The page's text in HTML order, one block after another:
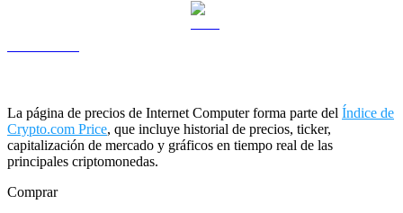
La página de precios de Internet Computer forma parte del Índice de
Crypto.com Price, que incluye historial de precios, ticker,
capitalización de mercado y gráficos en tiempo real de las
principales criptomonedas.
Comprar